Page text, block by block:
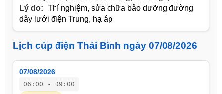
Lý do: Thí nghiệm, sửa chữa bảo dưỡng đường
dây lưới điện Trung, hạ áp
Lịch cúp điện Thái Bình ngày 07/08/2026
07/08/2026
06:00 - 09:00